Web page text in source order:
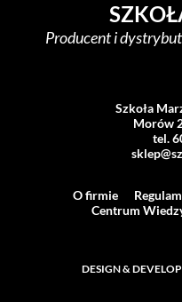
Producent i
Szkoła
Morów
tel.
O firmie
Centrum
DESIGN &